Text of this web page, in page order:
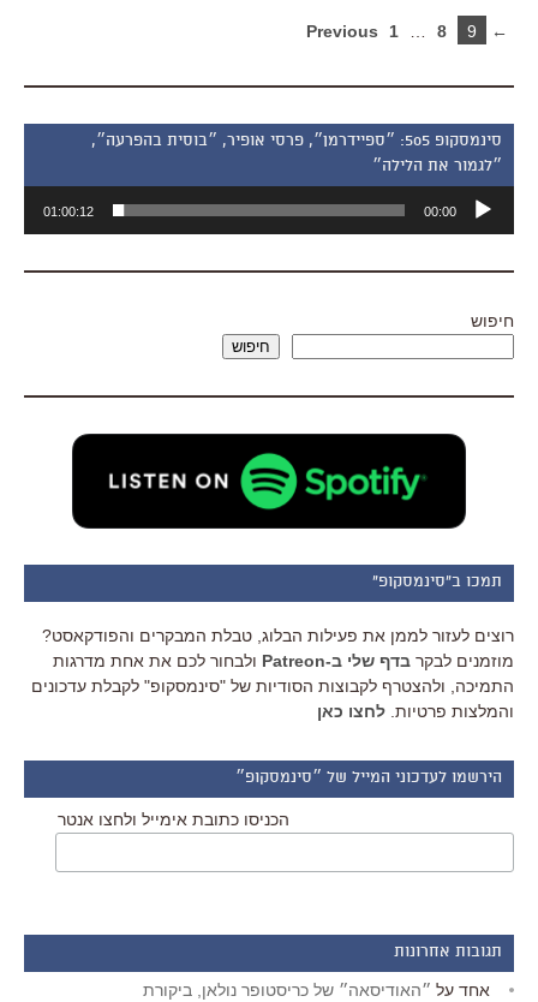
← Previous
1 8 9
סינמסקופ 505: ״ספיידרמן״, פרסי אופיר, ״בוסית בהפרעה״,
״לגמור את הלילה״
אודיו
00:00
01:00:12
חיפוש
חיפוש
תמכו ב"סינמסקופ"
רוצים לעזור לממן את פעילות הבלוג, טבלת המבקרים והפודקאסט?
מוזמנים לבקר בדף שלי ב-Patreon
ולבחור לכם את אחת מדרגות
התמיכה, ולהצטרף לקבוצות הסודיות של "סינמסקופ" לקבלת עדכונים
והמלצות פרטיות. לחצו כאן
הירשמו לעדכוני המייל של ״סינמסקופ״
הכניסו כתובת אימייל ולחצו אנטר
תגובות אחרונות
אחד על ״האודיסאה״ של כריסטופר נולאן, ביקורת